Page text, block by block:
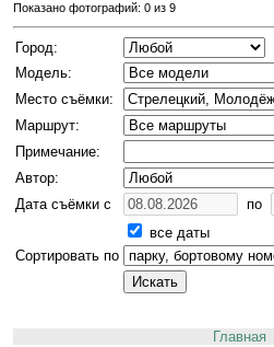
Показано фотографий: 0 из 9
Город:
Модель:
Место съёмки:
Маршрут:
Примечание:
Автор:
Дата съёмки с
по
все даты
Сортировать по
Главная